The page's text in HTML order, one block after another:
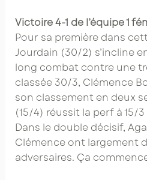
Victoire 4-1 de l’équipe 1
Pour sa première dans
Jourdain (30/2) s’incline
long combat contre une
classée 30/3, Clémence
son classement en deux
(15/4) réussit la perf à 15/
Dans le double décisif,
Clémence ont largement
adversaires. Ça